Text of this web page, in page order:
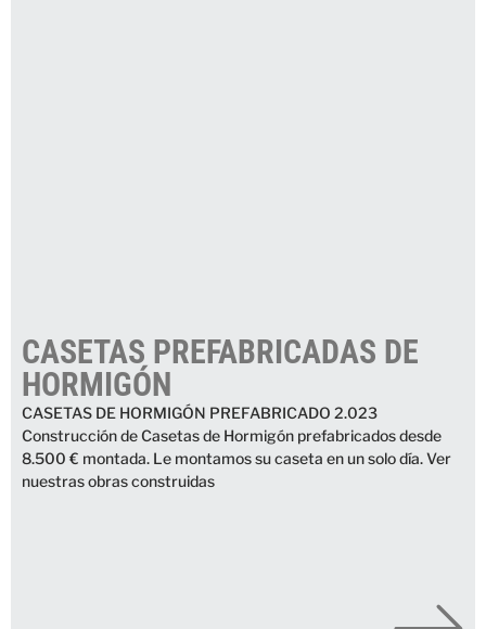
CASETAS PREFABRICADAS DE
HORMIGÓN
CASETAS DE HORMIGÓN PREFABRICADO 2.023
Construcción de Casetas de Hormigón prefabricados desde
8.500 € montada. Le montamos su caseta en un solo día. Ver
nuestras obras construidas